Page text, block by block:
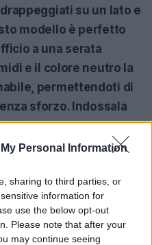
Personal Information
sharing to third parties, or
information for
use the below opt-out
Please note that after your
may continue seeing
su un lato e
modello è perfetto
a una serata
e il colore neutro la
permettendoti di
sforzo. Indossala
flat per un look
in ogni situazione!
non sono solo capi
propri alleati del tuo
preferito e